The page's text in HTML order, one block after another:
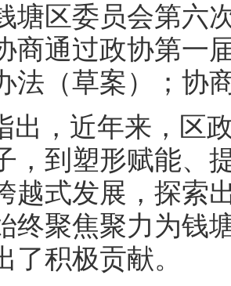
塘区委员会第六
商通过政协第一
法（草案）；协
出，近年来，区
，到塑形赋能、
越式发展，探索
终聚焦聚力为钱
了积极贡献。